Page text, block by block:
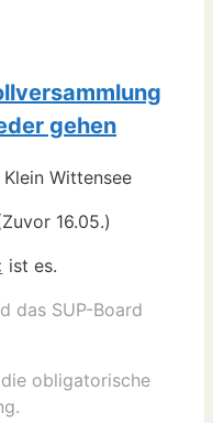
gehen
Wittensee
16.05.)
ist es.
das SUP-Board
obligatorische